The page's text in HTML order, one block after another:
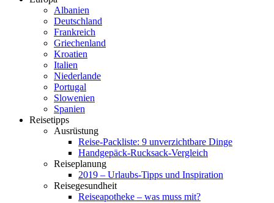
Albanien
Deutschland
Frankreich
Griechenland
Kroatien
Italien
Niederlande
Portugal
Slowenien
Spanien
Reisetipps
Ausrüstung
Reise-Packliste: 9 unverzichtbare Dinge
Handgepäck-Rucksack-Vergleich
Reiseplanung
2019 – Urlaubs-Tipps und Inspiration
Reisegesundheit
Reiseapotheke – was muss mit?